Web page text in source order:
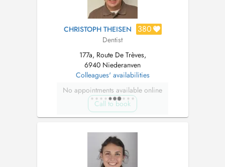
CHRISTOPH THEISEN 380
Dentist
177a, Route De Trèves,
6940 Niederanven
Colleagues' availabilities
No appointments available online
Call to book